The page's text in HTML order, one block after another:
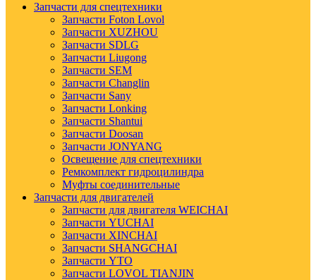
Запчасти для спецтехники
Запчасти Foton Lovol
Запчасти XUZHOU
Запчасти SDLG
Запчасти Liugong
Запчасти SEM
Запчасти Changlin
Запчасти Sany
Запчасти Lonking
Запчасти Shantui
Запчасти Doosan
Запчасти JONYANG
Освещение для спецтехники
Ремкомплект гидроцилиндра
Муфты соединительные
Запчасти для двигателей
Запчасти для двигателя WEICHAI
Запчасти YUCHAI
Запчасти XINCHAI
Запчасти SHANGCHAI
Запчасти YTO
Запчасти LOVOL TIANJIN